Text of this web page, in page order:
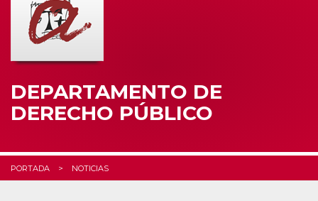
CÁTEDRAS
CEDAT
DEPARTAMENTO DE
DERECHO PÚBLICO
PORTADA NOTICIAS